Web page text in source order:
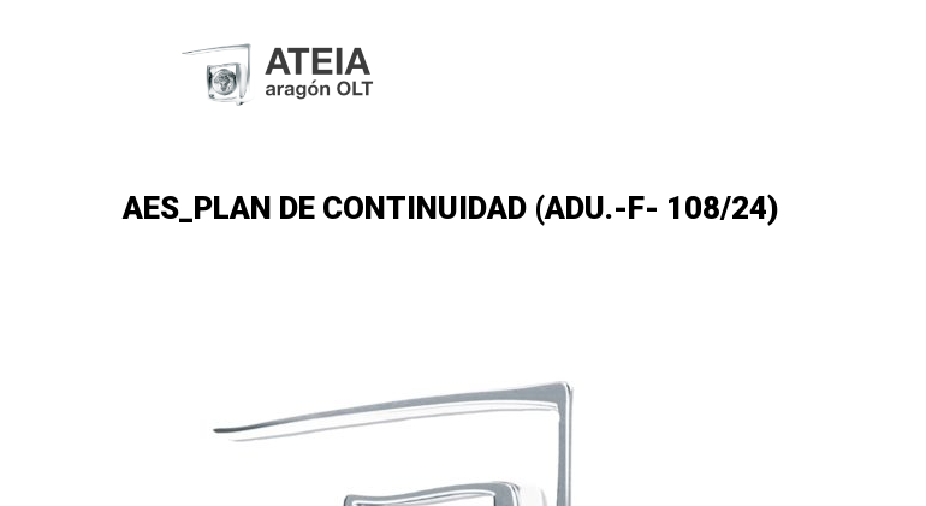
AES_PLAN DE CONTINUIDAD (ADU.-F- 108/24)